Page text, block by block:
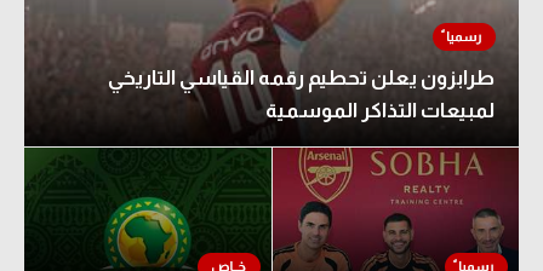
طرابزون يعلن تحطيم رقمه القياسي التاريخي
لمبيعات التذاكر الموسمية